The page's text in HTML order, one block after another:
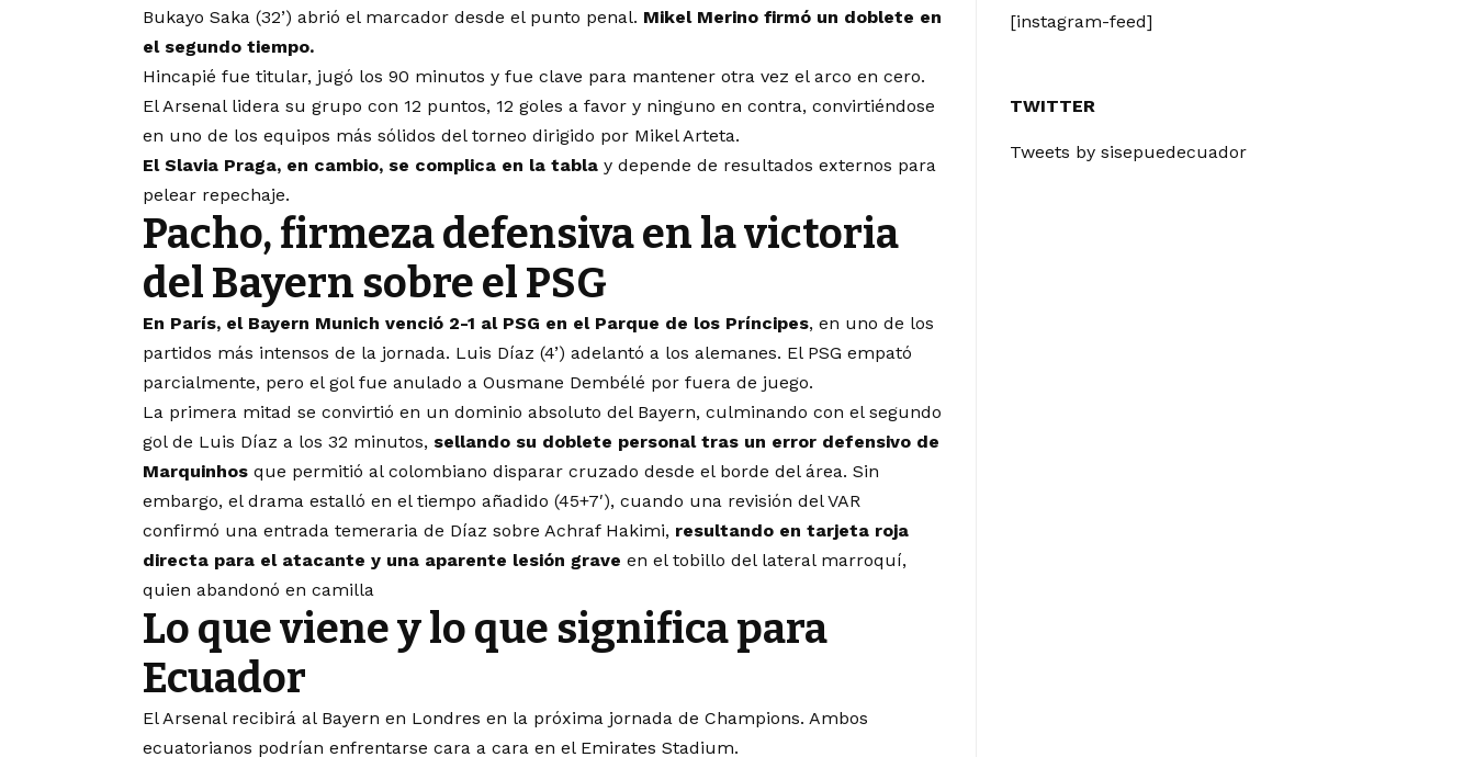
Bukayo Saka (32’) abrió el marcador desde el punto penal. Mikel Merino firmó un doblete en
el segundo tiempo.
Hincapié fue titular, jugó los 90 minutos y fue clave para mantener otra vez el arco en cero.
El Arsenal lidera su grupo con 12 puntos, 12 goles a favor y ninguno en contra, convirtiéndose
en uno de los equipos más sólidos del torneo dirigido por Mikel Arteta.
El Slavia Praga, en cambio, se complica en la tabla y depende de resultados externos para
pelear repechaje.
Pacho, firmeza defensiva en la victoria
del Bayern sobre el PSG
En París, el Bayern Munich venció 2-1 al PSG en el Parque de los Príncipes, en uno de los
partidos más intensos de la jornada. Luis Díaz (4’) adelantó a los alemanes. El PSG empató
parcialmente, pero el gol fue anulado a Ousmane Dembélé por fuera de juego.
La primera mitad se convirtió en un dominio absoluto del Bayern, culminando con el segundo
gol de Luis Díaz a los 32 minutos, sellando su doblete personal tras un error defensivo de
Marquinhos que permitió al colombiano disparar cruzado desde el borde del área. Sin
embargo, el drama estalló en el tiempo añadido (45+7′), cuando una revisión del VAR
confirmó una entrada temeraria de Díaz sobre Achraf Hakimi, resultando en tarjeta roja
directa para el atacante y una aparente lesión grave en el tobillo del lateral marroquí,
quien abandonó en camilla
Lo que viene y lo que significa para
Ecuador
El Arsenal recibirá al Bayern en Londres en la próxima jornada de Champions. Ambos
ecuatorianos podrían enfrentarse cara a cara en el Emirates Stadium.
[instagram-feed]
TWITTER
Tweets by sisepuedecuador